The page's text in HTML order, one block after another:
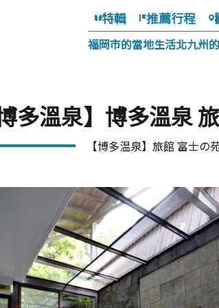
特輯 推薦行程
福岡市的當地生活北九州
多溫泉】博多溫泉
【博多温泉】旅館 富士の